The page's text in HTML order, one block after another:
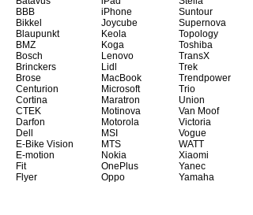
BBB
Bikkel
Blaupunkt
BMZ
Bosch
Brinckers
Brose
Centurion
Cortina
CTEK
Darfon
Dell
E-Bike Vision
E-motion
Fit
Flyer
iPhone
Joycube
Keola
Koga
Lenovo
Lidl
MacBook
Microsoft
Maratron
Motinova
Motorola
MSI
MTS
Nokia
OnePlus
Oppo
Suntour
Supernova
Topology
Toshiba
TransX
Trek
Trendpower
Trio
Union
Van Moof
Victoria
Vogue
WATT
Xiaomi
Yanec
Yamaha